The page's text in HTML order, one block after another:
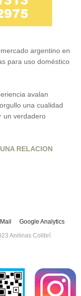
argentino en
para uso doméstico
avalan
una cualidad
un verdadero
RELACION
Google Analytics
Anilinas Colibrí